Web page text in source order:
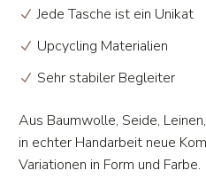
Jede Tasche ist ein Unikat
Upcycling Materialien
Sehr stabiler Begleiter
Aus Baumwolle, Seide,
in echter Handarbeit neue
Variationen in Form und Farbe.